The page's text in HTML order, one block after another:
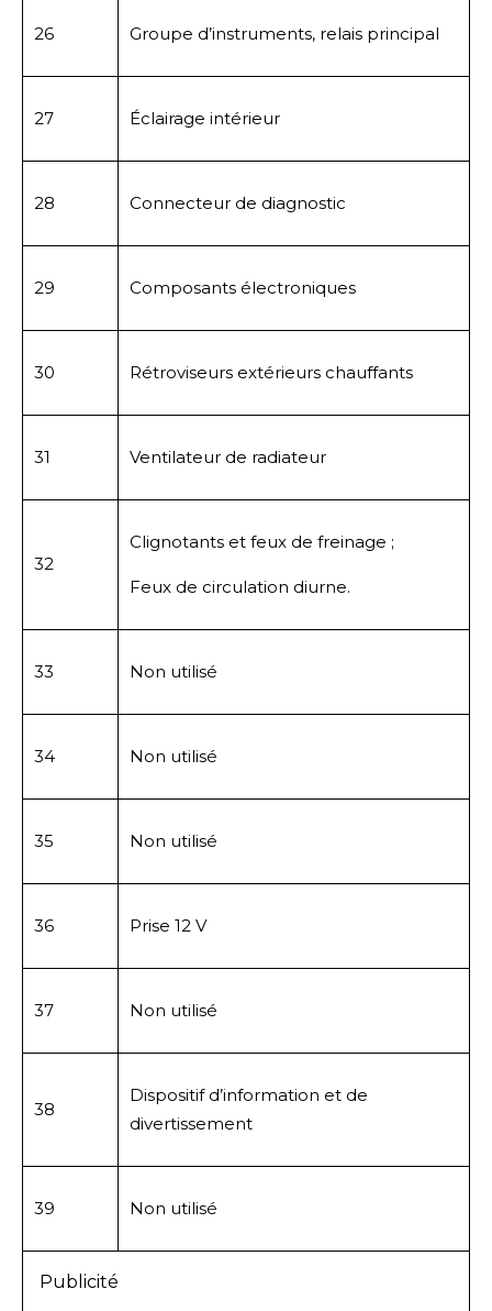
26 Groupe d’instruments, relais principal
27 Éclairage intérieur
28 Connecteur de diagnostic
29 Composants électroniques
30 Rétroviseurs extérieurs chauffants
31 Ventilateur de radiateur
32
Clignotants et feux de freinage ;
Feux de circulation diurne.
33 Non utilisé
34 Non utilisé
35 Non utilisé
36 Prise 12 V
37 Non utilisé
38
Dispositif d’information et de
divertissement
39 Non utilisé
Publicité